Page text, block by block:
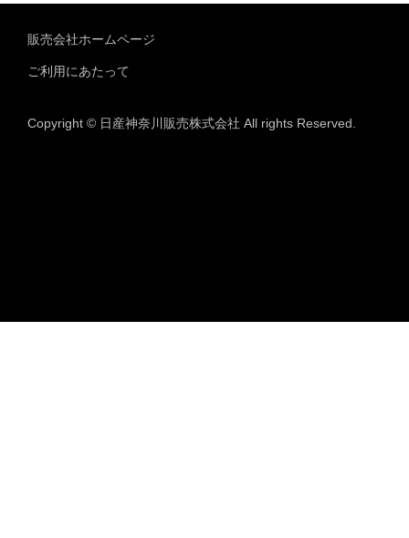
販売会社ホームページ
ご利用にあたって
Copyright © 日産神奈川販売株式会社 All rights Reserved.